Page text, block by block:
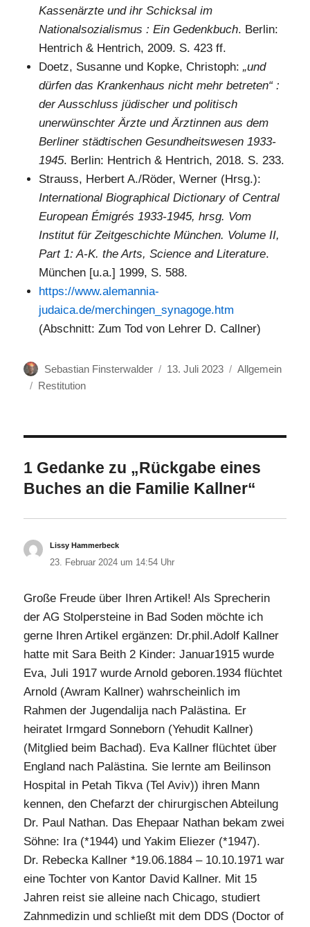
Kassenärzte und ihr Schicksal im
Nationalsozialismus : Ein Gedenkbuch. Berlin:
Hentrich & Hentrich, 2009. S. 423 ff.
Doetz, Susanne und Kopke, Christoph: „und
dürfen das Krankenhaus nicht mehr betreten“ :
der Ausschluss jüdischer und politisch
unerwünschter Ärzte und Ärztinnen aus dem
Berliner städtischen Gesundheitswesen 1933-
1945. Berlin: Hentrich & Hentrich, 2018. S. 233.
Strauss, Herbert A./Röder, Werner (Hrsg.):
International Biographical Dictionary of Central
European Émigrés 1933-1945, hrsg. Vom
Institut für Zeitgeschichte München. Volume II,
Part 1: A-K. the Arts, Science and Literature.
München [u.a.] 1999, S. 588.
https://www.alemannia-
judaica.de/merchingen_synagoge.htm
(Abschnitt: Zum Tod von Lehrer D. Callner)
Autor
Sebastian Finsterwalder
Veröffentlicht
13. Juli 2023 Kategorien
Allgemein
Schlagwörter
Restitution
1 Gedanke zu „Rückgabe eines
Buches an die Familie Kallner“
Lissy Hammerbeck
23. Februar 2024 um 14:54 Uhr
Große Freude über Ihren Artikel! Als Sprecherin
der AG Stolpersteine in Bad Soden möchte ich
gerne Ihren Artikel ergänzen: Dr.phil.Adolf Kallner
hatte mit Sara Beith 2 Kinder: Januar1915 wurde
Eva, Juli 1917 wurde Arnold geboren.1934 flüchtet
Arnold (Awram Kallner) wahrscheinlich im
Rahmen der Jugendalija nach Palästina. Er
heiratet Irmgard Sonneborn (Yehudit Kallner)
(Mitglied beim Bachad). Eva Kallner flüchtet über
England nach Palästina. Sie lernte am Beilinson
Hospital in Petah Tikva (Tel Aviv)) ihren Mann
kennen, den Chefarzt der chirurgischen Abteilung
Dr. Paul Nathan. Das Ehepaar Nathan bekam zwei
Söhne: Ira (*1944) und Yakim Eliezer (*1947).
Dr. Rebecka Kallner *19.06.1884 – 10.10.1971 war
eine Tochter von Kantor David Kallner. Mit 15
Jahren reist sie alleine nach Chicago, studiert
Zahnmedizin und schließt mit dem DDS (Doctor of